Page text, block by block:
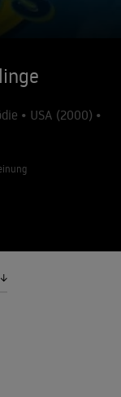
• USA (2000) •